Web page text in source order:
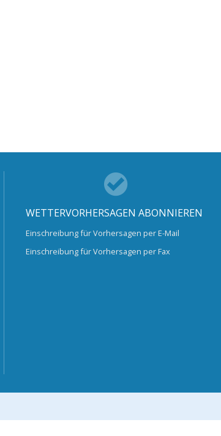
WETTERVORHERSAGEN ABONNIEREN
Einschreibung für Vorhersagen per E-Mail
Einschreibung für Vorhersagen per Fax